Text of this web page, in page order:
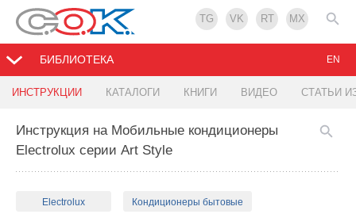
TG VK RT MX
БИБЛИОТЕКА
ИНСТРУКЦИИ КАТАЛОГИ КНИГИ ВИДЕО СТАТЬИ
EN
Инструкция на Мобильные кондиционеры
Electrolux серии Art Style
Electrolux Кондиционеры бытовые